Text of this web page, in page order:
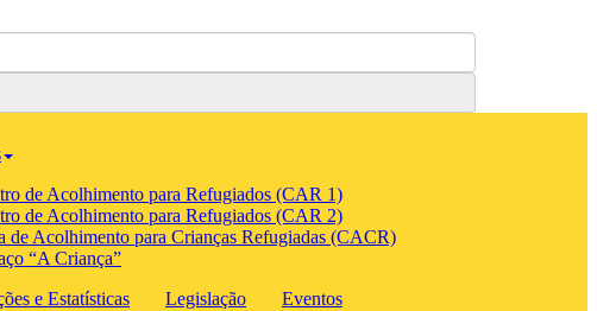
de Acolhimento para Refugiados (CAR 1)
de Acolhimento para Refugiados (CAR 2)
de Acolhimento para Crianças Refugiadas (CACR)
“A Criança”
e Estatísticas Legislação Eventos